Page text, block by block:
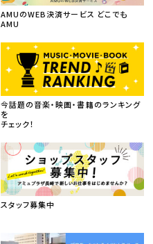
AMUのWEB決済サービス どこでも
AMU
今話題の音楽・映画・書籍のランキング
を
チェック！
スタッフ募集中